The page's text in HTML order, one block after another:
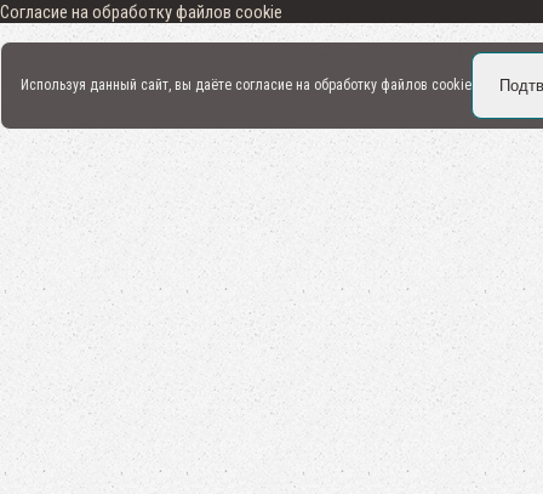
Cогласие на обработку файлов cookie
Используя данный сайт, вы даёте согласие на обработку файлов cookie